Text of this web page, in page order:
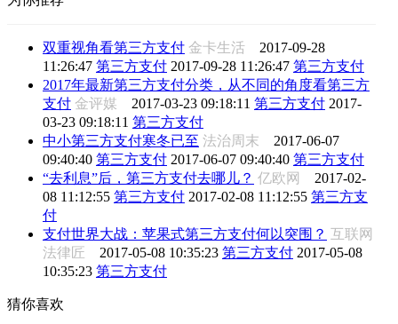
双重视角看第三方支付 金卡生活 2017-09-28
11:26:47 第三方支付 2017-09-28 11:26:47 第三方支付
2017年最新第三方支付分类，从不同的角度看第三方
支付 金评媒 2017-03-23 09:18:11 第三方支付 2017-
03-23 09:18:11 第三方支付
中小第三方支付寒冬已至 法治周末 2017-06-07
09:40:40 第三方支付 2017-06-07 09:40:40 第三方支付
“去利息”后，第三方支付去哪儿？ 亿欧网 2017-02-
08 11:12:55 第三方支付 2017-02-08 11:12:55 第三方支
付
支付世界大战：苹果式第三方支付何以突围？ 互联网
法律匠 2017-05-08 10:35:23 第三方支付 2017-05-08
10:35:23 第三方支付
猜你喜欢